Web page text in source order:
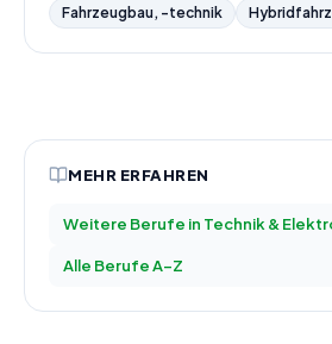
Fahrzeugbau, -technik
MEHR ERFAHREN
Weitere Berufe in Technik &
Alle Berufe A–Z